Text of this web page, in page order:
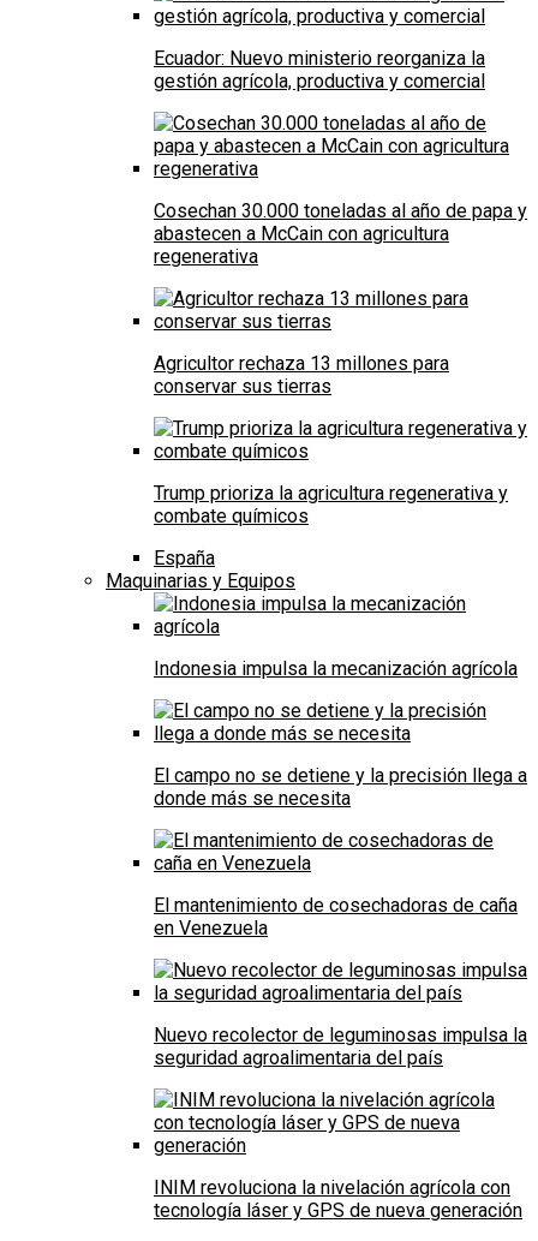
Ecuador: Nuevo ministerio reorganiza la
gestión agrícola, productiva y comercial
Cosechan 30.000 toneladas al año de papa y
abastecen a McCain con agricultura
regenerativa
Agricultor rechaza 13 millones para
conservar sus tierras
Trump prioriza la agricultura regenerativa y
combate químicos
España
Maquinarias y Equipos
Indonesia impulsa la mecanización agrícola
El campo no se detiene y la precisión llega a
donde más se necesita
El mantenimiento de cosechadoras de caña
en Venezuela
Nuevo recolector de leguminosas impulsa la
seguridad agroalimentaria del país
INIM revoluciona la nivelación agrícola con
tecnología láser y GPS de nueva generación